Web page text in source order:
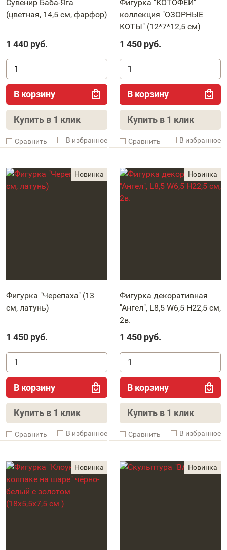
Сувенир Баба-Яга
(цветная, 14,5 см, фарфор)
1 440 руб.
В корзину
Купить в 1 клик
Cравнить В избранное
Фигурка "КОТОФЕЙ"
коллекция "ОЗОРНЫЕ
КОТЫ" (12*7*12,5 см)
1 450 руб.
В корзину
Купить в 1 клик
Cравнить В избранное
Фигурка "Черепаха" (13
см, латунь)
1 450 руб.
В корзину
Купить в 1 клик
Cравнить В избранное
Фигурка декоративная
"Ангел", L8,5 W6,5 H22,5 см,
2в.
1 450 руб.
В корзину
Купить в 1 клик
Cравнить В избранное